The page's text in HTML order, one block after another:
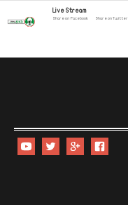
Live Stream
Share on Facebook Share on Twitter